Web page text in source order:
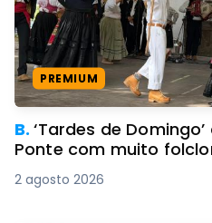
PREMIUM
B.‘Tardes de
Ponte com muito
2 agosto 2026